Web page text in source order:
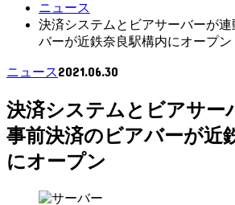
ニュース
決済システムとビアサーバーが
バーが近鉄奈良駅構内にオープン
ニュース2021.06.30
決済システムとビアサー
事前決済のビアバーが近
にオープン